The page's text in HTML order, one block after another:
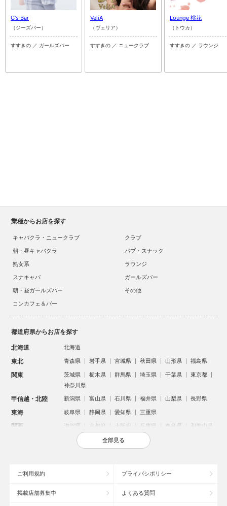
G's Bar
（ジーズバー）
すすきの ／ ガールズバー
VeliA
（ヴェリア）
すすきの ／ ニュークラブ
Lounge 桃花
（トウカ）
すすきの ／ ラウンジ
業種からお店を探す
キャバクラ・ニュークラブ
クラブ
朝・昼キャバクラ
パブ・スナック
熟女系
ラウンジ
スナキャバ
ガールズバー
朝・昼ガールズバー
その他
コンカフェ＆バー
都道府県からお店を探す
北海道 北海道
東北 青森県 岩手県 宮城県 秋田県 山形県 福島県
関東 茨城県 栃木県 群馬県 埼玉県 千葉県
東京都
神奈川県
甲信越・北陸 新潟県 富山県 石川県 福井県 山梨県 長野県
東海 岐阜県 静岡県 愛知県 三重県
関西 滋賀県 京都府 大阪府 兵庫県 奈良県 和歌山県
鳥取県 島根県 岡山県 広島県
沖縄県
全部見る
ご利用規約 プライバシポリシー
掲載店舗募集中 よくある質問